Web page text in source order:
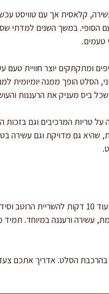
קלאסית אך עם טוויסט
הסופי. במשך השנים
טעמים.
ומתקתקים יוצר חוויית טעם
הסלט הופך ממנה יומיומית
ביס מעניק את הרעננות
טריות המרכיבים וגם בזכות
שהיא גם מדויקת וגם עשירה
הכנת הסלט כוללת 20 דקות בלבד – 10 דקות של עבודה
עשירה ורעננה במיוחד.
בהרכבת הסלט. אדריך אתכם